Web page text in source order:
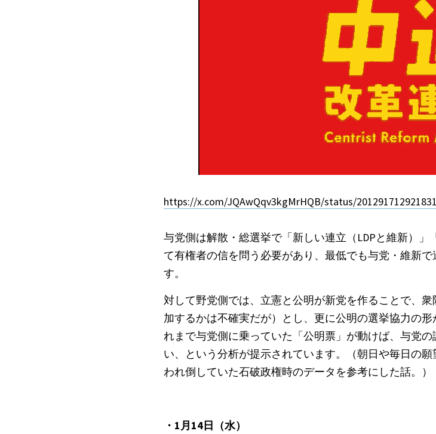
https://x.com/JQAwQqv3kgMrHQB/status/
与党側は解散・総選挙で「新しい連立（LDPと維新）
て有権者の信を問う必要があり、最低でも与党・維新
す。
対して野党側では、立憲と公明が新党を作ることで、
加するかは不確実だが）とし、更に公明の選挙協力の
れまで与党側に乗っていた「公明票」が動けば、与党
い、という分析が提示されています。（朝日や毎日の
われ倒していた石破政権時のデータを参考にした話。）
・1月14日（水）